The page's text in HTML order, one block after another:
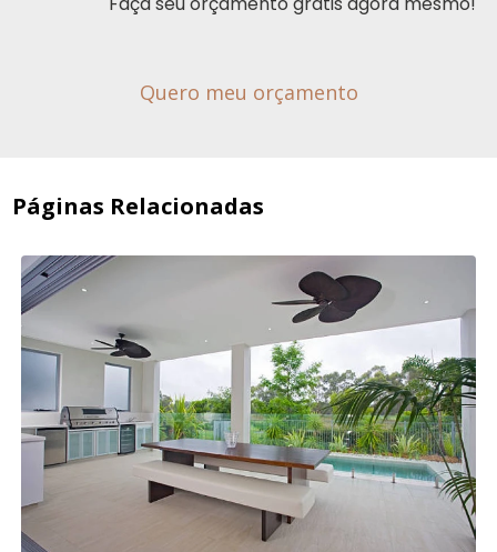
Quero meu orçamento
Páginas Relacionadas